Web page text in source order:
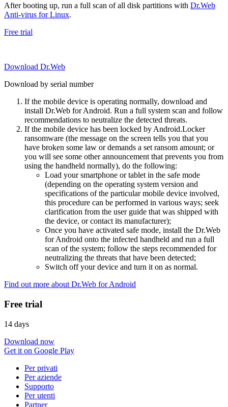
After booting up, run a full scan of all disk partitions with Dr.Web
Anti-virus for Linux.
Free trial
Download Dr.Web
Download by serial number
If the mobile device is operating normally, download and
install Dr.Web for Android. Run a full system scan and follow
recommendations to neutralize the detected threats.
If the mobile device has been locked by Android.Locker
ransomware (the message on the screen tells you that you
have broken some law or demands a set ransom amount; or
you will see some other announcement that prevents you from
using the handheld normally), do the following:
Load your smartphone or tablet in the safe mode
(depending on the operating system version and
specifications of the particular mobile device involved,
this procedure can be performed in various ways; seek
clarification from the user guide that was shipped with
the device, or contact its manufacturer);
Once you have activated safe mode, install the Dr.Web
for Android onto the infected handheld and run a full
scan of the system; follow the steps recommended for
neutralizing the threats that have been detected;
Switch off your device and turn it on as normal.
Find out more about Dr.Web for Android
Free trial
14 days
Download now
Get it on Google Play
Per privati
Per aziende
Supporto
Per utenti
Partner